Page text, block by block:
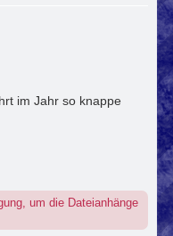
b
e
n
im Jahr so knappe
um die Dateianhänge